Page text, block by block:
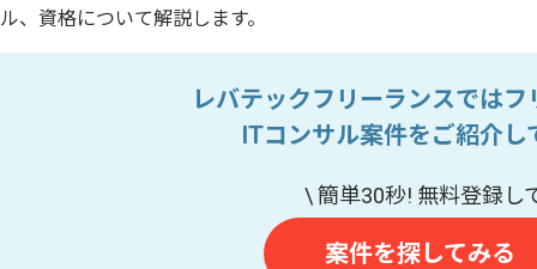
ル、資格について解説します。
レバテックフリーランスではフ
ITコンサル案件をご紹介し
案件を探してみる